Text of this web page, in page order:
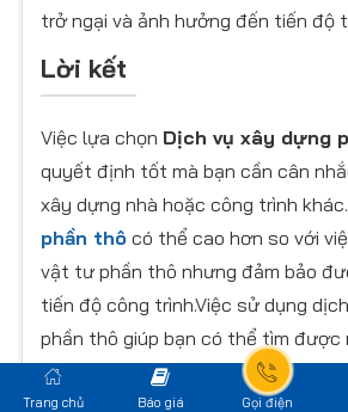
trở ngại và ảnh hưởng đến tiến độ
Lời kết
Việc lựa chọn Dịch vụ xây dựng
quyết định tốt mà bạn cần cân
xây dựng nhà hoặc công trình khác.
phần thô có thể cao hơn so với
vật tư phần thô nhưng đảm bảo
tiến độ công trình.Việc sử dụng
phần thô giúp bạn có thể tìm được
công xây dựng chuyên nghiệp.
gian hơn cho việc lựa chọn các
Trang chủ Báo giá Gọi điện